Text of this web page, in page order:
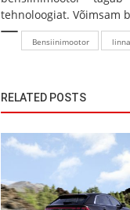
tehnoloogiat. Võimsam
Bensiinimootor
RELATED POSTS